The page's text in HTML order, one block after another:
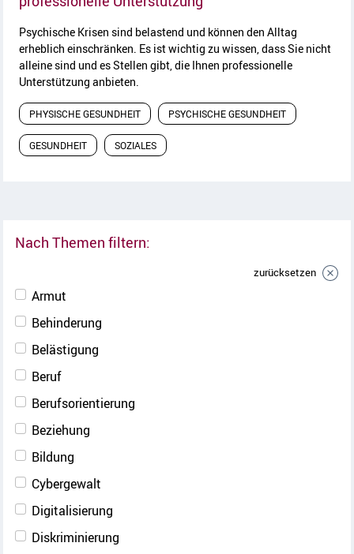
Psychische Krisen sind belastend und können den Alltag
erheblich einschränken. Es ist wichtig zu wissen, dass Sie nicht
alleine sind und es Stellen gibt, die Ihnen professionelle
Unterstützung anbieten.
PHYSISCHE GESUNDHEIT PSYCHISCHE GESUNDHEIT
GESUNDHEIT SOZIALES
Nach Themen filtern:
Armut
Behinderung
Belästigung
Beruf
Berufsorientierung
Beziehung
Bildung
Cybergewalt
Digitalisierung
Diskriminierung
zurücksetzen